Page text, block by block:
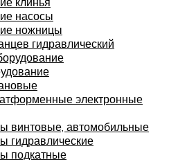
насосы
ножницы
гидравлический
электронные
винтовые, автомобильные
гидравлические
подкатные